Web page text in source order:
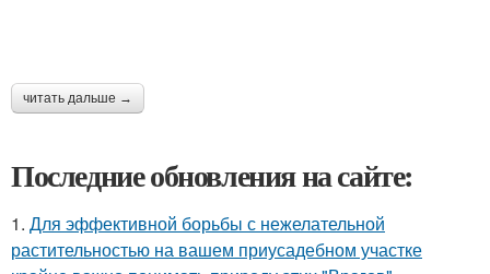
читать дальше →
Последние обновления на сайте:
1. Для эффективной борьбы с нежелательной
растительностью на вашем приусадебном участке